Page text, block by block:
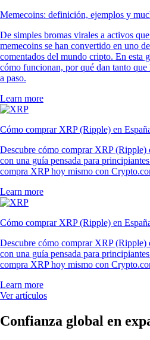
Memecoins: definición, ejemplos y
De simples bromas virales a activos
memecoins se han convertido en uno
comentados del mundo cripto. En esta
cómo funcionan, por qué dan tanto
a paso.
Learn more
Cómo comprar XRP (Ripple) en
Descubre cómo comprar XRP (Ripple)
con una guía pensada para
compra XRP hoy mismo con
Learn more
Cómo comprar XRP (Ripple) en
Descubre cómo comprar XRP (Ripple)
con una guía pensada para
compra XRP hoy mismo con
Learn more
Ver artículos
Confianza global en